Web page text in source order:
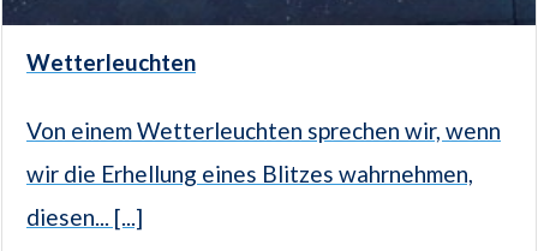
Wetterleuchten
Von einem Wetterleuchten sprechen wir, wenn
wir die Erhellung eines Blitzes wahrnehmen,
diesen... [...]